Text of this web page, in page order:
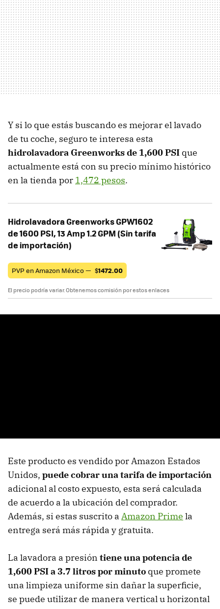
Y si lo que estás buscando es mejorar el lavado
de tu coche, seguro te interesa esta
hidrolavadora Greenworks de 1,600 PSI que
actualmente está con su precio mínimo histórico
en la tienda por 1,472 pesos.
Hidrolavadora Greenworks GPW1602
de 1600 PSI, 13 Amp 1.2 GPM (Sin tarifa
de importación)
PVP en Amazon México — $1472.00
El precio podría variar. Obtenemos comisión por estos enlaces
Este producto es vendido por Amazon Estados
Unidos, puede cobrar una tarifa de importación
adicional al costo expuesto, esta será calculada
de acuerdo a la ubicación del comprador.
Además, si estas suscrito a Amazon Prime la
entrega será más rápida y gratuita.
La lavadora a presión tiene una potencia de
1,600 PSI a 3.7 litros por minuto que promete
una limpieza uniforme sin dañar la superficie,
se puede utilizar de manera vertical u horizontal